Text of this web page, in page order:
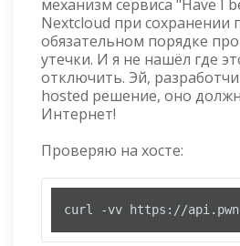
механизм сервиса "Have I
Nextcloud при сохранении
обязательном порядке
утечки. И я не нашёл где
отключить. Эй,
hosted решение, оно
Интернет!
Проверяю на хосте:
curl -vv https://